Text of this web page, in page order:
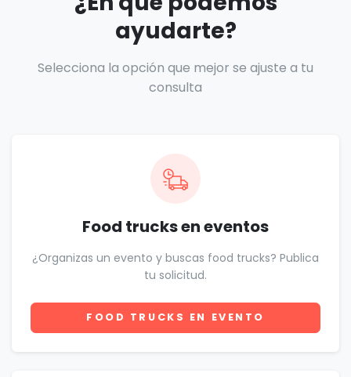
ayudarte?
Selecciona la opción que mejor se ajuste a tu
consulta
Food trucks en eventos
¿Organizas un evento y buscas food trucks? Publica
tu solicitud.
FOOD TRUCKS EN EVENTO